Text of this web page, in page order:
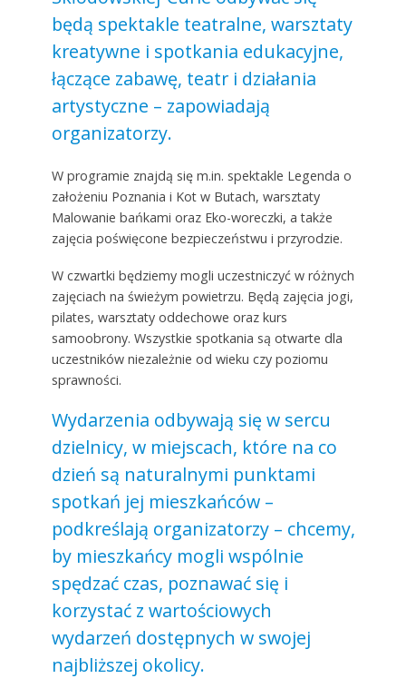
będą spektakle teatralne, warsztaty
kreatywne i spotkania edukacyjne,
łączące zabawę, teatr i działania
artystyczne – zapowiadają
organizatorzy.
W programie znajdą się m.in. spektakle Legenda o
założeniu Poznania i Kot w Butach, warsztaty
Malowanie bańkami oraz Eko-woreczki, a także
zajęcia poświęcone bezpieczeństwu i przyrodzie.
W czwartki będziemy mogli uczestniczyć w różnych
zajęciach na świeżym powietrzu. Będą zajęcia jogi,
pilates, warsztaty oddechowe oraz kurs
samoobrony. Wszystkie spotkania są otwarte dla
uczestników niezależnie od wieku czy poziomu
sprawności.
Wydarzenia odbywają się w sercu
dzielnicy, w miejscach, które na co
dzień są naturalnymi punktami
spotkań jej mieszkańców –
podkreślają organizatorzy – chcemy,
by mieszkańcy mogli wspólnie
spędzać czas, poznawać się i
korzystać z wartościowych
wydarzeń dostępnych w swojej
najbliższej okolicy.